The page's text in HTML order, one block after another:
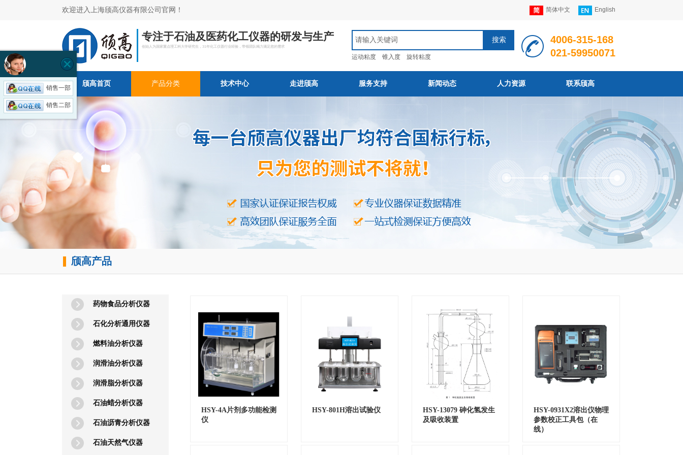
欢迎进入上海颀高仪器有限公司官网！ 简体中文 English
021-59950071
4006-315-168
搜索
运动粘度 锥入度 旋转粘度
专注于石油及医药化工仪器的研发与生产
创始人为国家重点理工科大学研究生，31年化工仪器行业经验，带领团队竭力满足您的需求
颀高首页 产品分类 技术中心 走进颀高 服务支持 新闻动态 人力资源 联系颀高
颀高产品
HSY-4A片剂多功能检测
仪
HSY-801H溶出试验仪
HSY-13079 砷化氢发生
及吸收装置
HSY-0931X2溶出仪物理
参数校正工具包（在
线）
药物食品分析仪器
石化分析通用仪器
燃料油分析仪器
润滑油分析仪器
润滑脂分析仪器
石油蜡分析仪器
石油沥青分析仪器
石油天然气仪器
销售一部
销售二部